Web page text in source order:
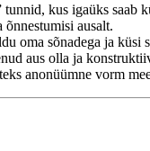
kus igaüks saab
ausalt.
oma sõnadega ja küsi
aus olla ja
anonüümne vorm